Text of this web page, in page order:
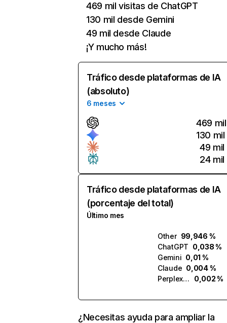
469 mil visitas de ChatGPT
130 mil desde Gemini
49 mil desde Claude
¡Y mucho más!
Tráfico desde plataformas de IA
(absoluto)
6 meses
469 mil
130 mil
49 mil
24 mil
Tráfico desde plataformas de IA
(porcentaje del total)
Último mes
Other 99,946 %
ChatGPT 0,038 %
Gemini 0,01 %
Claude 0,004 %
Perplexity
0,002 %
¿Necesitas ayuda para ampliar la